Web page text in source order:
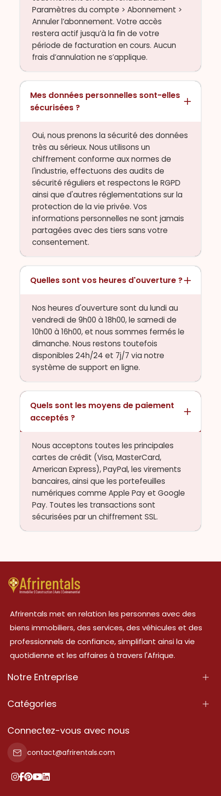
Paramètres du compte > Abonnement >
Annuler l’abonnement. Votre accès
restera actif jusqu’à la fin de votre
période de facturation en cours. Aucun
frais d’annulation ne s’applique.
Mes données personnelles sont-elles
sécurisées ?
Oui, nous prenons la sécurité des données
très au sérieux. Nous utilisons un
chiffrement conforme aux normes de
l'industrie, effectuons des audits de
sécurité réguliers et respectons le RGPD
ainsi que d'autres réglementations sur la
protection de la vie privée. Vos
informations personnelles ne sont jamais
partagées avec des tiers sans votre
consentement.
Quelles sont vos heures d'ouverture ?
Nos heures d'ouverture sont du lundi au
vendredi de 9h00 à 18h00, le samedi de
10h00 à 16h00, et nous sommes fermés le
dimanche. Nous restons toutefois
disponibles 24h/24 et 7j/7 via notre
système de support en ligne.
Quels sont les moyens de paiement
acceptés ?
Nous acceptons toutes les principales
cartes de crédit (Visa, MasterCard,
American Express), PayPal, les virements
bancaires, ainsi que les portefeuilles
numériques comme Apple Pay et Google
Pay. Toutes les transactions sont
sécurisées par un chiffrement SSL.
Afrirentals met en relation les personnes avec des
biens immobiliers, des services, des véhicules et des
professionnels de confiance, simplifiant ainsi la vie
quotidienne et les affaires à travers l'Afrique.
Notre Entreprise
À Propos
Conditions d'Utilisation
Politique de Confidentialité
Catégories
Propriété
Propriété à vendre
Propriété à louer
Ajoutez votre témoignage
Connectez-vous avec nous
contact@afrirentals.com